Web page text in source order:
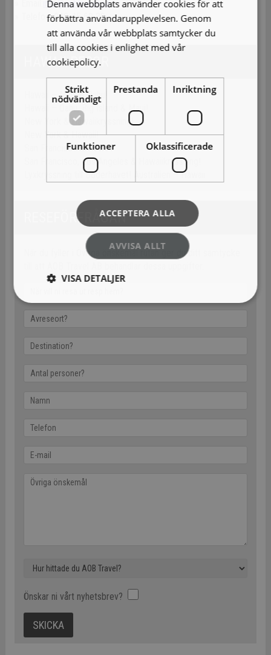
info@aobtravel.se
» Telefon: 040-45 69 30
HAWAII RESOR
Hawaii – Maui & Oahu!
Hawaii – Oahu, Big Island & Maui!
New York & Hawaiikryssning!
New York & Hawaii!
San Francisco & Hawaii!
San Francisco, Los Angeles & Hawaiikryssning!
Lyxkryssning till Söderhavet! Australien – Hawaii
RESEFÖRFRÅGAN
När du fyller i Övriga önskemål rutan ger du ditt samtycke
Önskar ni vårt nyhetsbrev?
Denna webbplats använder cookies för att
förbättra användarupplevelsen. Genom
att använda vår webbplats samtycker du
till alla cookies i enlighet med vår
cookiepolicy.
Strikt
nödvändigt
Prestanda Inriktning
Funktioner Oklassificerade
ACCEPTERA ALLA
AVVISA ALLT
VISA DETALJER